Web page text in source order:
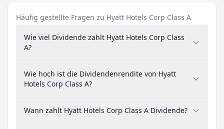
Häufig gestellte Fragen zu Hyatt Hotels Corp Class A
Wie viel Dividende zahlt Hyatt Hotels Corp Class
A?
Wie hoch ist die Dividendenrendite von Hyatt
Hotels Corp Class A?
Wann zahlt Hyatt Hotels Corp Class A Dividende?